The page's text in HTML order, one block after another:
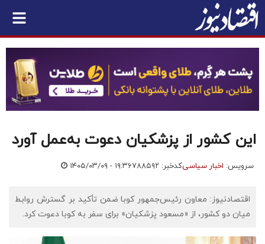
این کشور از پزشکیان دعوت به‌عمل آورد
سرویس: اخبار سیاسیکدخبر: ۷۸۸۵۹۲ ۱۴۰۵/۰۳/۰۹ - ۱۹:۳۶
اقتصادنیوز: معاون رئیس‌جمهور کوبا ضمن تأکید بر گسترش روابط
میان دو کشور، از «مسعود پزشکیان» برای سفر به کوبا دعوت کرد.